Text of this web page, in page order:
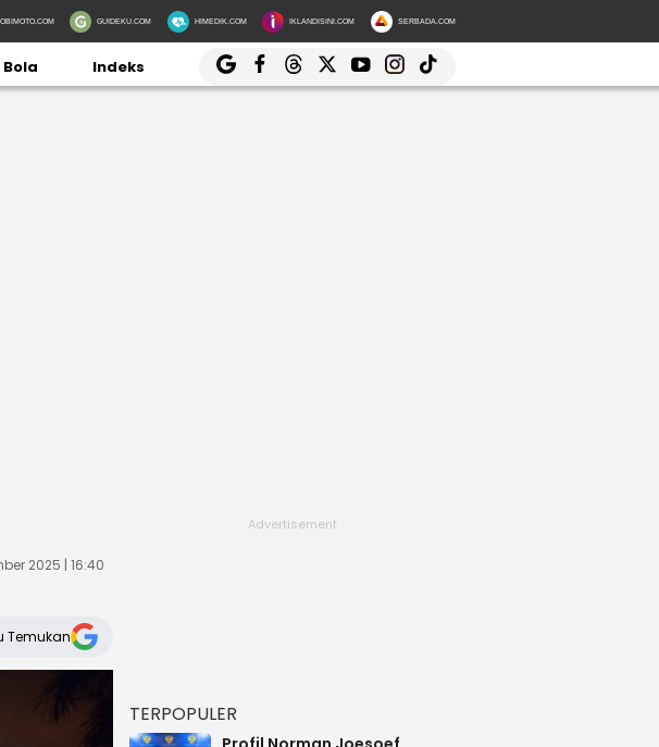
GUIDEKU.COM HIMEDIK.COM IKLANDISINI.COM SERBADA.COM
Bola Indeks
2025 | 16:40
Temukan
TERPOPULER